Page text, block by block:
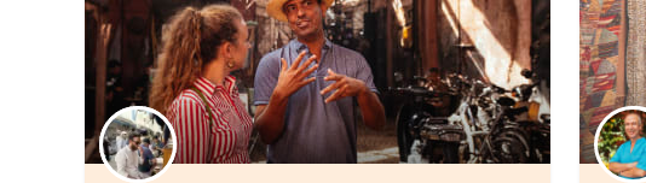
Kies jouw favoriete local